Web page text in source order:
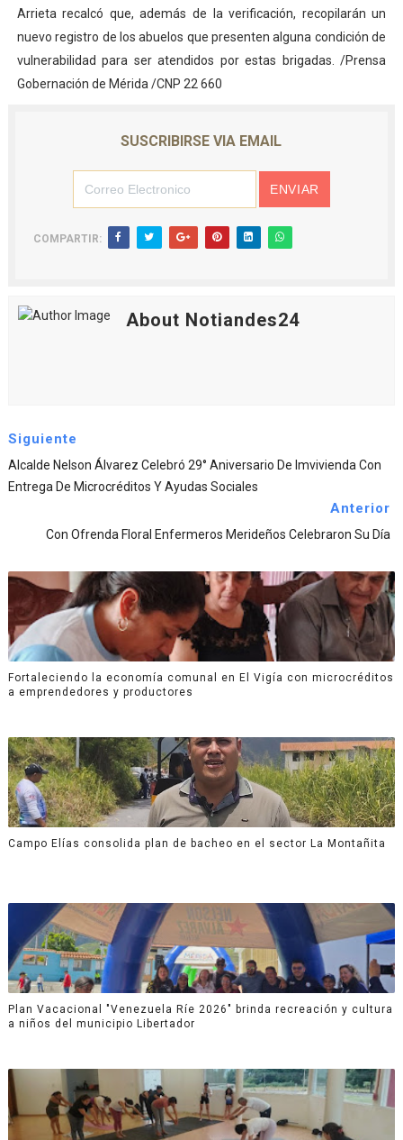
Arrieta recalcó que, además de la verificación, recopilarán un
nuevo registro de los abuelos que presenten alguna condición de
vulnerabilidad para ser atendidos por estas brigadas. /Prensa
Gobernación de Mérida /CNP 22 660
SUSCRIBIRSE VIA EMAIL
COMPARTIR:
About Notiandes24
Siguiente
Alcalde Nelson Álvarez Celebró 29° Aniversario De Imvivienda Con
Entrega De Microcréditos Y Ayudas Sociales
Anterior
Con Ofrenda Floral Enfermeros Merideños Celebraron Su Día
Fortaleciendo la economía comunal en El Vigía con microcréditos
a emprendedores y productores
Campo Elías consolida plan de bacheo en el sector La Montañita
Plan Vacacional "Venezuela Ríe 2026" brinda recreación y cultura
a niños del municipio Libertador